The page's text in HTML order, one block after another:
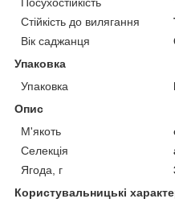
Стійкість до вилягання
Вік саджанця
Упаковка
Упаковка
Опис
М'якоть
Селекція
Ягода, г
Користувальницькі